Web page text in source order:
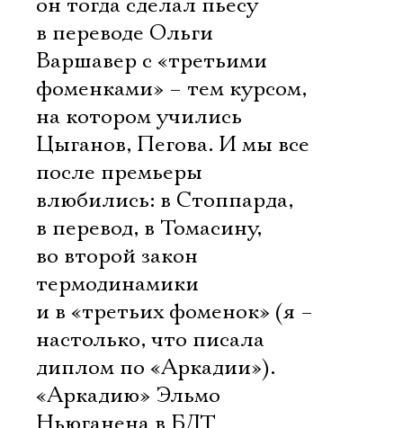
он тогда сделал пьесу
в переводе Ольги
Варшавер с «третьими
фоменками» – тем курсом,
на котором учились
Цыганов, Пегова. И мы все
после премьеры
влюбились: в Стоппарда,
в перевод, в Томасину,
во второй закон
термодинамики
и в «третьих фоменок» (я –
настолько, что писала
диплом по «Аркадии»).
«Аркадию» Эльмо